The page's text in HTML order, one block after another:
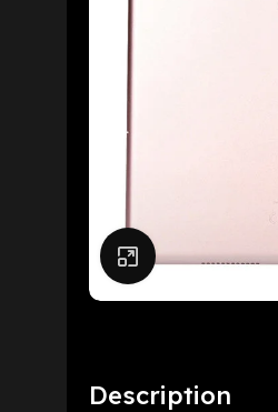
Click to enlarge
Description